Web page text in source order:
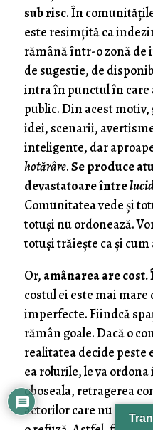
sub risc. În
este resimțită ca
rămână într-o zonă de
de sugestie, de
intra în punctul în care
public. Din acest
idei, scenarii,
inteligente, dar
hotărâre.Se produce
devastatoare între
Comunitatea vede și
totuși nu ordonează.
totuși trăiește ca și
Or, amânarea are
costul ei este mai
imperfecte. Fiindcă
rămân goale. Dacă o
realitatea decide peste
ea rolurile, le va
oboseala, retragerea
actorilor care nu se